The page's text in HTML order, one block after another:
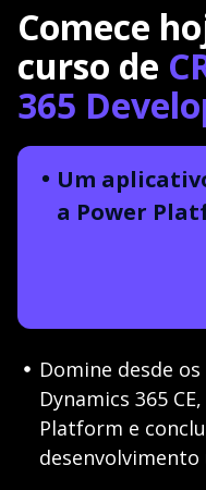
Comece
curso de
365
Um
a Power
Domine desde
Dynamics 365
Platform e
desenvolvimento